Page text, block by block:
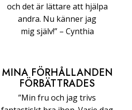
och det är lättare att hjälpa
andra. Nu känner jag
mig själv!” –⁠ ⁠Cynthia
MINA FÖRHÅLLANDEN
FÖRBÄTTRADES
”Min fru och jag trivs